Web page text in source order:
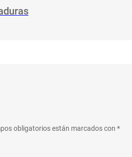
obligatorios están marcados con*